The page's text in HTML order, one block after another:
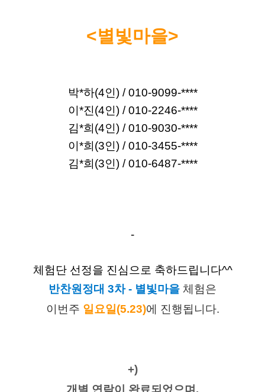
<별빛마을>
박*하(4인) / 010-9099-****
이*진(4인) / 010-2246-****
김*희(4인) / 010-9030-****
이*희(3인) / 010-3455-****
김*희(3인) / 010-6487-****
-
체험단 선정을 진심으로 축하드립니다^^
반찬원정대 3차 - 별빛마을 체험은
이번주 일요일(5.23)에 진행됩니다.
+)
개별 연락이 완료되었으며,